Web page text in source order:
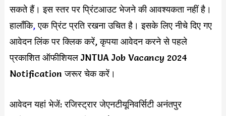
सकते हैं। इस स्तर पर प्रिंटआउट भेजने की आवश्यकता नहीं है।
हालाँकि,एक प्रिंट प्रति रखना उचित है। इसके लिए नीचे दिए गए
आवेदन लिंक पर क्लिक करें, कृपया आवेदन करने से पहले
प्रकाशित ऑफीशियल JNTUA Job Vacancy 2024
Notification जरूर चेक करें।
आवेदन यहां भेजें: रजिस्ट्रार जेएनटीयूनिवर्सिटी अनंतपुर